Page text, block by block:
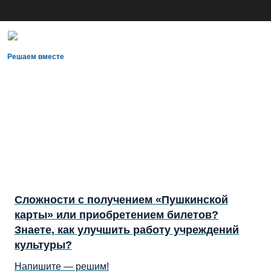
Решаем вместе
Сложности с получением «Пушкинской
карты» или приобретением билетов?
Знаете, как улучшить работу учреждений
культуры?
Напишите — решим!